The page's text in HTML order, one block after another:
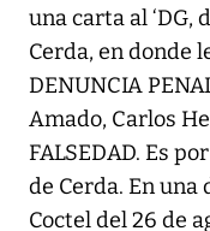
una carta al ‘DG,
Cerda, en donde
DENUNCIA
Amado, Carlos
FALSEDAD. Es
de Cerda. En una
Coctel del 26 de